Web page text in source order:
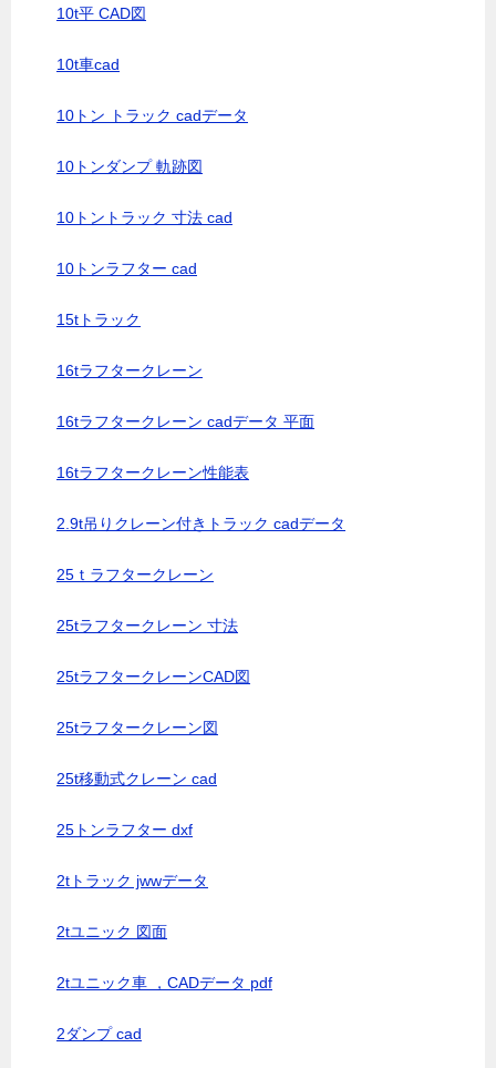
10t平 CAD図
10t車cad
10トン トラック cadデータ
10トンダンプ 軌跡図
10トントラック 寸法 cad
10トンラフター cad
15tトラック
16tラフタークレーン
16tラフタークレーン cadデータ 平面
16tラフタークレーン性能表
2.9t吊りクレーン付きトラック cadデータ
25ｔラフタークレーン
25tラフタークレーン 寸法
25tラフタークレーンCAD図
25tラフタークレーン図
25t移動式クレーン cad
25トンラフター dxf
2tトラック jwwデータ
2tユニック 図面
2tユニック車 ，CADデータ pdf
2ダンプ cad